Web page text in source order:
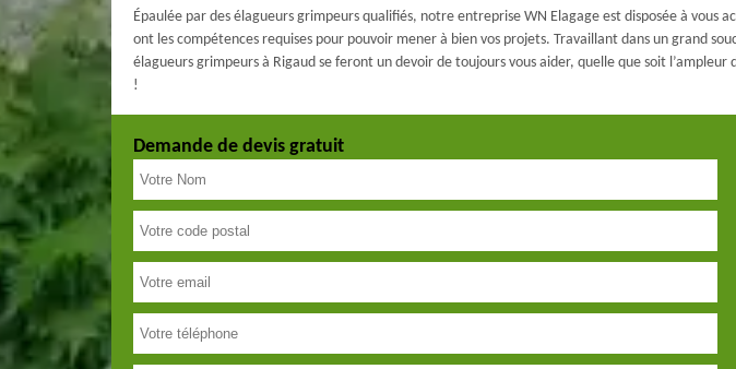
Épaulée par des élagueurs grimpeurs qualifiés, notre entreprise WN Elagage est disposée à vous
ont les compétences requises pour pouvoir mener à bien vos projets. Travaillant dans un grand
élagueurs grimpeurs à Rigaud se feront un devoir de toujours vous aider, quelle que soit
!
Demande de devis gratuit